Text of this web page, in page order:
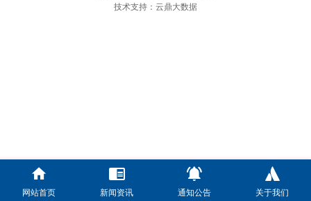
技术支持：云鼎大数据
网站首页 新闻资讯 通知公告 关于我们